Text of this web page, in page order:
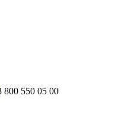
800 550 05 00